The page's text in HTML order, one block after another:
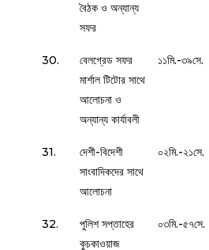
বৈঠক ও অন্যান্য
সফর
30.
বেলগ্রেড সফর
মার্শাল টিটোর সাথে
আলোচনা ও
অন্যান্য কার্যাবলী
১১মি.-৩৯সে.
31.
দেশী-বিদেশী
সাংবাদিকদের সাথে
আলোচনা
০২মি.-২১সে.
32.
পুলিশ সপ্তাহের
কুচকাওয়াজ
০৩মি.-৫৭সে.